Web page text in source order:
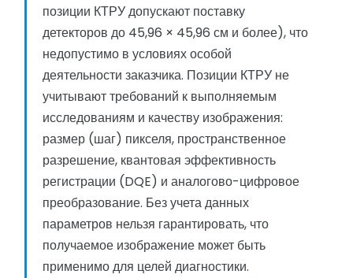
позиции КТРУ допускают поставку
детекторов до 45,96 × 45,96 см и более), что
недопустимо в условиях особой
деятельности заказчика. Позиции КТРУ не
учитывают требований к выполняемым
исследованиям и качеству изображения:
размер (шаг) пикселя, пространственное
разрешение, квантовая эффективность
регистрации (DQE) и аналогово-цифровое
преобразование. Без учета данных
параметров нельзя гарантировать, что
получаемое изображение может быть
применимо для целей диагностики.